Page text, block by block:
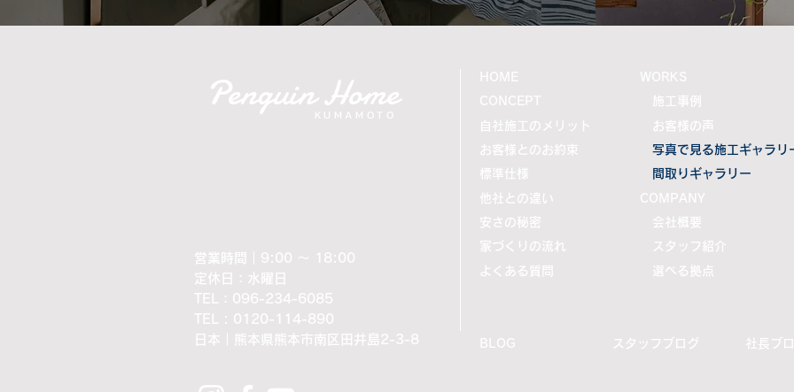
Penguin Home
KUMAMOTO
営業時間｜9:00 ～ 18:00
定休日：水曜日
​TEL：096-234-6085
TEL : 0120-114-890
​日本｜熊本県熊本市南区田井島2-3-8
HOME
CONCEPT
自社施工のメリット
お客様とのお約束
標準仕様
他社との違い
安さの秘密
家づくりの流れ
よくある質問
WORKS
施工事例
お客様の声
写真で見る施工ギャラリ
間取りギャラリー
COMPANY
会社概要
スタッフ紹介
選べる拠点
BLOG スタッフブログ 社長ブ